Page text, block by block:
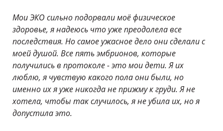
Мои ЭКО сильно подорвали моё физическое
здоровье, я надеюсь что уже преодолела все
последствия. Но самое ужасное дело они сделали с
моей душой. Все пять эмбрионов, которые
получились в протоколе - это мои дети. Я их
люблю, я чувствую какого пола они были, но
именно их я уже никогда не прижму к груди. Я не
хотела, чтобы так случилось, я не убила их, но я
допустила это.